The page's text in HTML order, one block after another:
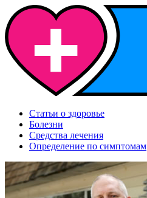
Статьи о здоровье
Болезни
Средства лечения
Определение по симптомам